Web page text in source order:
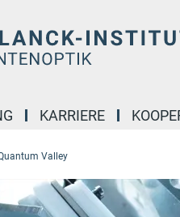
KARRIERE
Valley